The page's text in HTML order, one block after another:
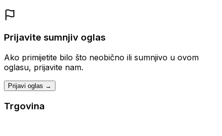
Prijavite sumnjiv oglas
Ako primijetite bilo što neobično ili sumnjivo u ovom
oglasu, prijavite nam.
Prijavi oglas →
Trgovina